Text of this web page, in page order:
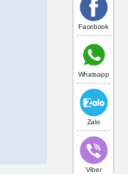
Facebook
Whatsapp
Zalo
Viber